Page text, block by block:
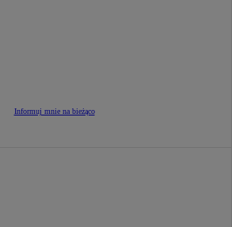
Informuj mnie na bieżąco